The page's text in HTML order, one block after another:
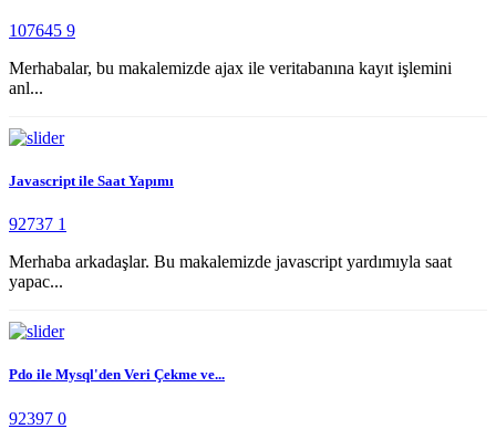
107645 9
Merhabalar, bu makalemizde ajax ile veritabanına kayıt işlemini
anl...
Javascript ile Saat Yapımı
92737 1
Merhaba arkadaşlar. Bu makalemizde javascript yardımıyla saat
yapac...
Pdo ile Mysql'den Veri Çekme ve...
92397 0